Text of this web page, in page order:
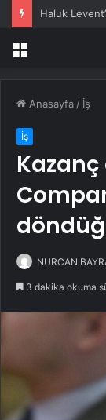
Menü
Anasayfa / İş
İş
Kazanç
NURCAN
3 dakika okuma